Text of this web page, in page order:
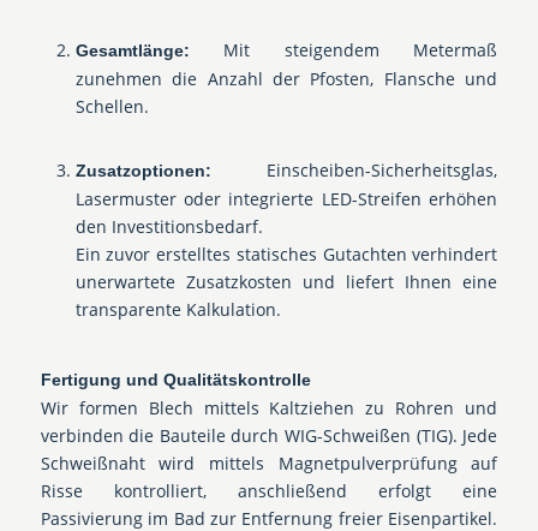
Gesamtlänge:
Mit steigendem Metermaß
zunehmen die Anzahl der Pfosten, Flansche und
Schellen.
Zusatzoptionen:
Einscheiben-Sicherheitsglas,
Lasermuster oder integrierte LED-Streifen erhöhen
den Investitionsbedarf.
Ein zuvor erstelltes statisches Gutachten verhindert
unerwartete Zusatzkosten und liefert Ihnen eine
transparente Kalkulation.
Fertigung und Qualitätskontrolle
Wir formen Blech mittels Kaltziehen zu Rohren und
verbinden die Bauteile durch WIG-Schweißen (TIG). Jede
Schweißnaht wird mittels Magnetpulverprüfung auf
Risse kontrolliert, anschließend erfolgt eine
Passivierung im Bad zur Entfernung freier Eisenpartikel.